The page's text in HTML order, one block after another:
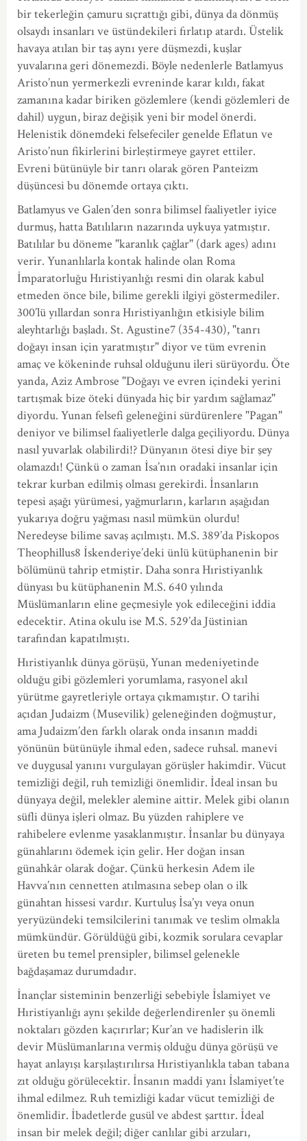
bir tekerleğin çamuru sıçrattığı gibi, dünya da dönmüş
olsaydı insanları ve üstündekileri fırlatıp atardı. Üstelik
havaya atılan bir taş aynı yere düşmezdi, kuşlar
yuvalarına geri dönemezdi. Böyle nedenlerle Batlamyus
Aristo’nun yermerkezli evreninde karar kıldı, fakat
zamanına kadar biriken gözlemlere (kendi gözlemleri de
dahil) uygun, biraz değişik yeni bir model önerdi.
Helenistik dönemdeki felsefeciler genelde Eflatun ve
Aristo’nun fikirlerini birleştirmeye gayret ettiler.
Evreni bütünüyle bir tanrı olarak gören Panteizm
düşüncesi bu dönemde ortaya çıktı.
Batlamyus ve Galen’den sonra bilimsel faaliyetler iyice
durmuş, hatta Batılıların nazarında uykuya yatmıştır.
Batılılar bu döneme "karanlık çağlar" (dark ages) adını
verir. Yunanlılarla kontak halinde olan Roma
İmparatorluğu Hıristiyanlığı resmi din olarak kabul
etmeden önce bile, bilime gerekli ilgiyi göstermediler.
300’lü yıllardan sonra Hıristiyanlığın etkisiyle bilim
aleyhtarlığı başladı. St. Agustine7 (354-430), "tanrı
doğayı insan için yaratmıştır" diyor ve tüm evrenin
amaç ve kökeninde ruhsal olduğunu ileri sürüyordu. Öte
yanda, Aziz Ambrose "Doğayı ve evren içindeki yerini
tartışmak bize öteki dünyada hiç bir yardım sağlamaz"
diyordu. Yunan felsefi geleneğini sürdürenlere "Pagan"
deniyor ve bilimsel faaliyetlerle dalga geçiliyordu. Dünya
nasıl yuvarlak olabilirdi!? Dünyanın ötesi diye bir şey
olamazdı! Çünkü o zaman İsa’nın oradaki insanlar için
tekrar kurban edilmiş olması gerekirdi. İnsanların
tepesi aşağı yürümesi, yağmurların, karların aşağıdan
yukarıya doğru yağması nasıl mümkün olurdu!
Neredeyse bilime savaş açılmıştı. M.S. 389’da Piskopos
Theophillus8 İskenderiye’deki ünlü kütüphanenin bir
bölümünü tahrip etmiştir. Daha sonra Hıristiyanlık
dünyası bu kütüphanenin M.S. 640 yılında
Müslümanların eline geçmesiyle yok edileceğini iddia
edecektir. Atina okulu ise M.S. 529’da Jüstinian
tarafından kapatılmıştı.
Hıristiyanlık dünya görüşü, Yunan medeniyetinde
olduğu gibi gözlemleri yorumlama, rasyonel akıl
yürütme gayretleriyle ortaya çıkmamıştır. O tarihi
açıdan Judaizm (Musevilik) geleneğinden doğmuştur,
ama Judaizm’den farklı olarak onda insanın maddi
yönünün bütünüyle ihmal eden, sadece ruhsal. manevi
ve duygusal yanını vurgulayan görüşler hakimdir. Vücut
temizliği değil, ruh temizliği önemlidir. İdeal insan bu
dünyaya değil, melekler alemine aittir. Melek gibi olanın
süfli dünya işleri olmaz. Bu yüzden rahiplere ve
rahibelere evlenme yasaklanmıştır. İnsanlar bu dünyaya
günahlarını ödemek için gelir. Her doğan insan
günahkâr olarak doğar. Çünkü herkesin Adem ile
Havva’nın cennetten atılmasına sebep olan o ilk
günahtan hissesi vardır. Kurtuluş İsa’yı veya onun
yeryüzündeki temsilcilerini tanımak ve teslim olmakla
mümkündür. Görüldüğü gibi, kozmik sorulara cevaplar
üreten bu temel prensipler, bilimsel gelenekle
bağdaşamaz durumdadır.
İnançlar sisteminin benzerliği sebebiyle İslamiyet ve
Hıristiyanlığı aynı şekilde değerlendirenler şu önemli
noktaları gözden kaçırırlar; Kur’an ve hadislerin ilk
devir Müslümanlarına vermiş olduğu dünya görüşü ve
hayat anlayışı karşılaştırılırsa Hıristiyanlıkla taban tabana
zıt olduğu görülecektir. İnsanın maddi yanı İslamiyet’te
ihmal edilmez. Ruh temizliği kadar vücut temizliği de
önemlidir. İbadetlerde gusül ve abdest şarttır. İdeal
insan bir melek değil; diğer canlılar gibi arzuları,